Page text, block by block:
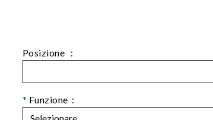
Posizione ：
* Funzione：